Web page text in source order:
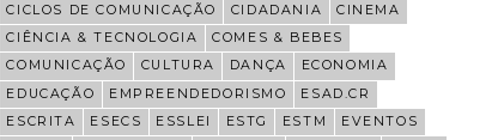
CICLOS DE COMUNICAÇÃO
CIDADANIA
CINEMA
CIÊNCIA & TECNOLOGIA
COMES & BEBES
COMUNICAÇÃO
CULTURA DANÇA
ECONOMIA
EDUCAÇÃO
EMPREENDEDORISMO
ESAD.CR
ESCRITA
ESECS ESSLEI ESTG ESTM
EVENTOS